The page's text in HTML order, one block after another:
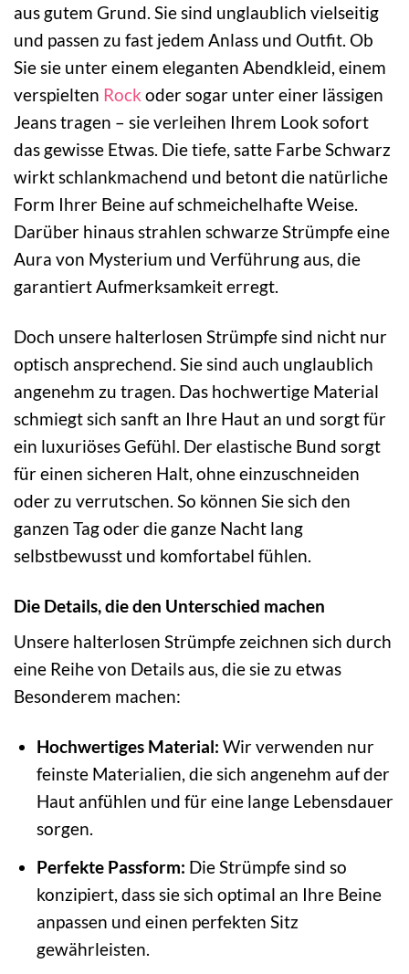
aus gutem Grund. Sie sind unglaublich vielseitig
und passen zu fast jedem Anlass und Outfit. Ob
Sie sie unter einem eleganten Abendkleid, einem
verspielten Rock oder sogar unter einer lässigen
Jeans tragen – sie verleihen Ihrem Look sofort
das gewisse Etwas. Die tiefe, satte Farbe Schwarz
wirkt schlankmachend und betont die natürliche
Form Ihrer Beine auf schmeichelhafte Weise.
Darüber hinaus strahlen schwarze Strümpfe eine
Aura von Mysterium und Verführung aus, die
garantiert Aufmerksamkeit erregt.
Doch unsere halterlosen Strümpfe sind nicht nur
optisch ansprechend. Sie sind auch unglaublich
angenehm zu tragen. Das hochwertige Material
schmiegt sich sanft an Ihre Haut an und sorgt für
ein luxuriöses Gefühl. Der elastische Bund sorgt
für einen sicheren Halt, ohne einzuschneiden
oder zu verrutschen. So können Sie sich den
ganzen Tag oder die ganze Nacht lang
selbstbewusst und komfortabel fühlen.
Die Details, die den Unterschied machen
Unsere halterlosen Strümpfe zeichnen sich durch
eine Reihe von Details aus, die sie zu etwas
Besonderem machen:
Hochwertiges Material: Wir verwenden nur
feinste Materialien, die sich angenehm auf der
Haut anfühlen und für eine lange Lebensdauer
sorgen.
Perfekte Passform: Die Strümpfe sind so
konzipiert, dass sie sich optimal an Ihre Beine
anpassen und einen perfekten Sitz
gewährleisten.